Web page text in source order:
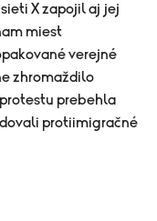
X zapojil aj jej
miest
verejné
zhromaždilo
prebehla
protiimigračné